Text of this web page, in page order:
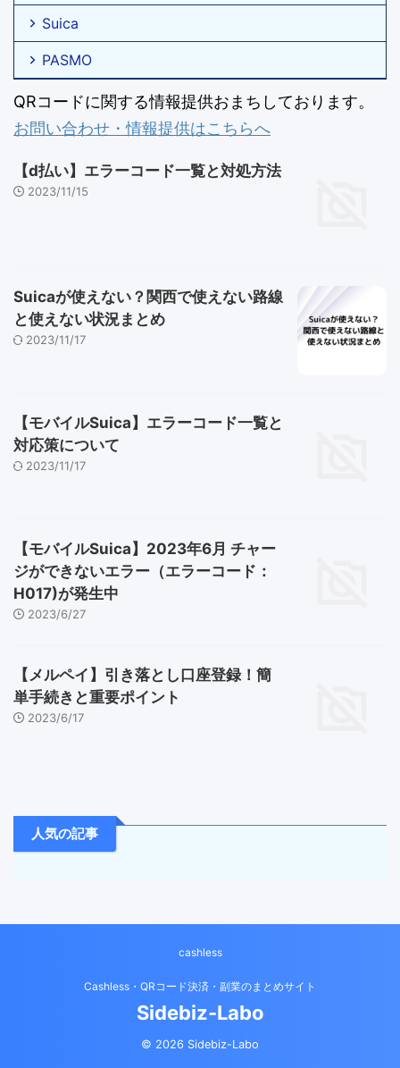
Suica
PASMO
QRコードに関する情報提供おまちしております。
お問い合わせ・情報提供はこちらへ
【d払い】エラーコード一覧と対処方法
2023/11/15
Suicaが使えない？関西で使えない路線
と使えない状況まとめ
2023/11/17
【モバイルSuica】エラーコード一覧と
対応策について
2023/11/17
【モバイルSuica】2023年6月 チャー
ジができないエラー（エラーコード：
H017)が発生中
2023/6/27
【メルペイ】引き落とし口座登録！簡
単手続きと重要ポイント
2023/6/17
人気の記事
cashless
Cashless・QRコード決済・副業のまとめサイト
Sidebiz-Labo
© 2026 Sidebiz-Labo